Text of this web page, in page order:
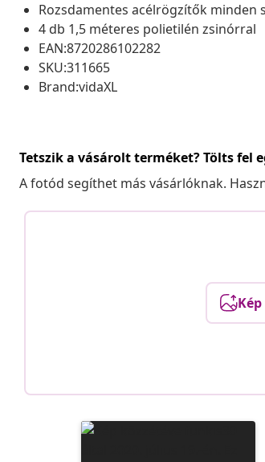
Rozsdamentes acélrögzítők minden
4 db 1,5 méteres polietilén zsinórral
EAN:8720286102282
SKU:311665
Brand:vidaXL
Tetszik a vásárolt terméket? Tölts fel
A fotód segíthet más vásárlóknak.